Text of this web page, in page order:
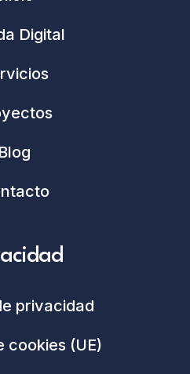
Digital
Blog
privacidad
cookies (UE)